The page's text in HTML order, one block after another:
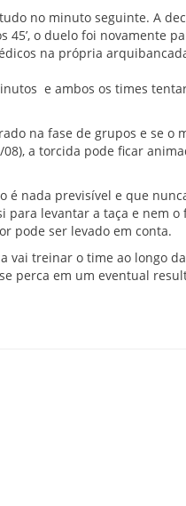
no minuto seguinte. A
45’, o duelo foi novamente
na própria
e ambos os times
na fase de grupos e se o
a torcida pode ficar
é nada previsível e que
para levantar a taça e nem
pode ser levado em conta.
vai treinar o time ao longo
perca em um eventual